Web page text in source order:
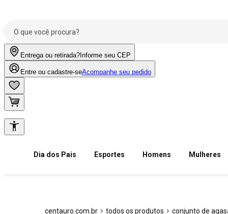
Entrega ou retirada? Informe seu CEP
Entre ou cadastre-seAcompanhe seu pedido
Dia dos Pais Esportes Homens Mulheres
centauro.com.br todos os produtos conjunto de